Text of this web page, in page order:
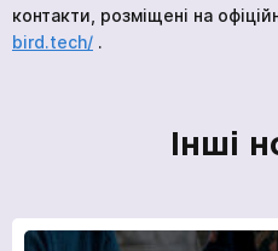
контакти, розміщені на
bird.tech/ .
Інші